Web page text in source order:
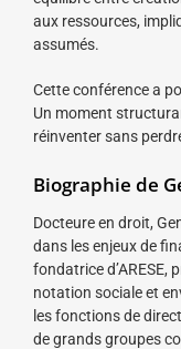
aux ressources,
assumés.
Cette conférence a
Un moment
réinventer sans
Biographie de
Docteure en droit,
dans les enjeux de
fondatrice d’ARESE,
notation sociale et
les fonctions de
de grands groupes